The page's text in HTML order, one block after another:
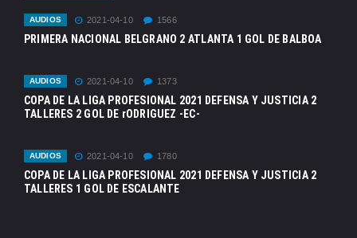
AUDIOS 2021-04-10 1566
PRIMERA NACIONAL BELGRANO 2 ATLANTA 1 GOL DE BALBOA
AUDIOS 2021-04-10 1373
COPA DE LA LIGA PROFESIONAL 2021 DEFENSA Y JUSTICIA 2
TALLERES 2 GOL DE rODRIGUEZ -EC-
AUDIOS 2021-04-10 1780
COPA DE LA LIGA PROFESIONAL 2021 DEFENSA Y JUSTICIA 2
TALLERES 1 GOL DE ESCALANTE